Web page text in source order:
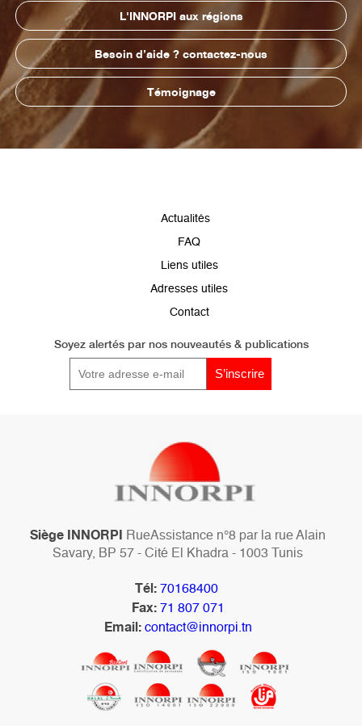
L'INNORPI aux régions
Besoin d’aide ? contactez-nous
Témoignage
Actualités
FAQ
Liens utiles
Adresses utiles
Contact
Soyez alertés par nos nouveautés & publications
Siège INNORPI RueAssistance n°8 par la rue Alain
Savary, BP 57 - Cité El Khadra - 1003 Tunis
Tél: 70168400
Fax: 71 807 071
Email: contact@innorpi.tn